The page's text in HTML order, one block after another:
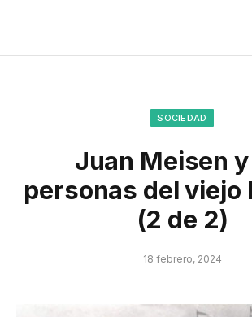
SOCIEDAD
Juan Meisen
personas del viejo
(2 de 2)
18 febrero, 2024